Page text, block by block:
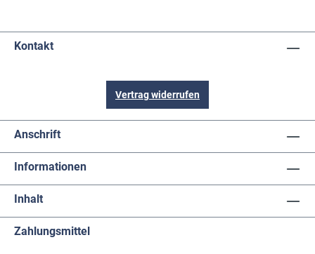
Kontakt
Vertrag widerrufen
Anschrift
Informationen
Inhalt
Zahlungsmittel